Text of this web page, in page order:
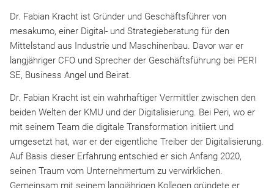
Dr. Fabian Kracht ist Gründer und Geschäftsführer von
mesakumo, einer Digital- und Strategieberatung für den
Mittelstand aus Industrie und Maschinenbau. Davor war er
langjähriger CFO und Sprecher der Geschäftsführung bei PERI
SE, Business Angel und Beirat.
Dr. Fabian Kracht ist ein wahrhaftiger Vermittler zwischen den
beiden Welten der KMU und der Digitalisierung. Bei Peri, wo er
mit seinem Team die digitale Transformation initiiert und
umgesetzt hat, war er der eigentliche Treiber der Digitalisierung.
Auf Basis dieser Erfahrung entschied er sich Anfang 2020,
seinen Traum vom Unternehmertum zu verwirklichen.
Gemeinsam mit seinem langjährigen Kollegen gründete er